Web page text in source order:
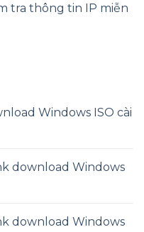
tra thông tin IP miễn
Windows ISO cài
download Windows
download Windows